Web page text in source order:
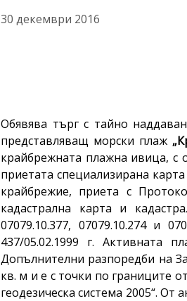
30 декември 2016
Обявява търг с тайно
представляващ морски плаж
крайбрежната плажна ивица,
приетата специализирана
крайбрежие, приета с
кадастрална карта и
07079.10.377, 07079.10.274 и
437/05.02.1999 г.
Допълнителни разпоредби на
кв. м и е с точки по границите
геодезическа система 2005“.